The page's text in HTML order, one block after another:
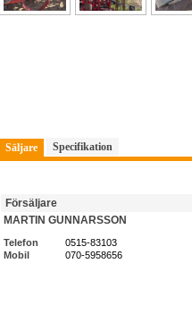
Säljare Specifikation
Försäljare
MARTIN GUNNARSSON
Telefon
0515-83103
Mobil
070-5958656